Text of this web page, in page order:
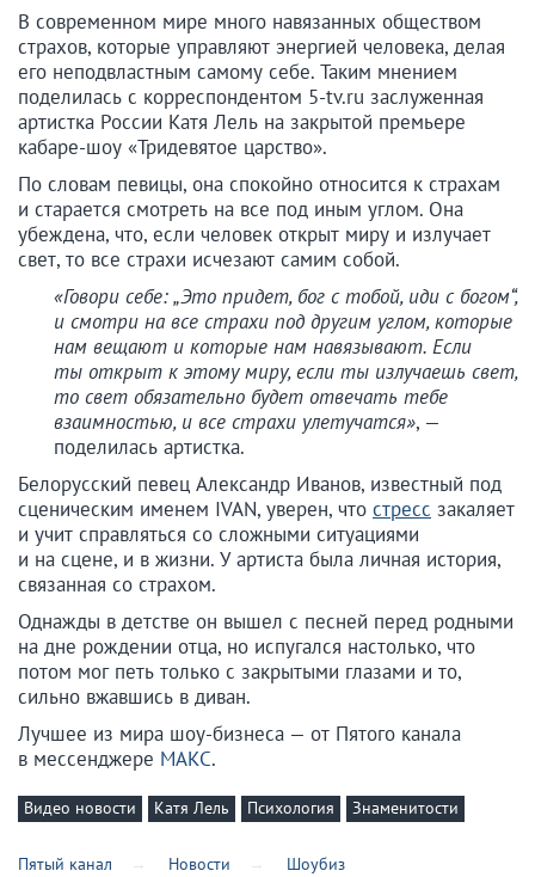
В современном мире много навязанных обществом
страхов, которые управляют энергией человека, делая
его неподвластным самому себе. Таким мнением
поделилась с корреспондентом 5-tv.ru заслуженная
артистка России Катя Лель на закрытой премьере
кабаре-шоу «Тридевятое царство».
По словам певицы, она спокойно относится к страхам
и старается смотреть на все под иным углом. Она
убеждена, что, если человек открыт миру и излучает
свет, то все страхи исчезают самим собой.
«Говори себе: „Это придет, бог с тобой, иди с богом“,
и смотри на все страхи под другим углом, которые
нам вещают и которые нам навязывают. Если
ты открыт к этому миру, если ты излучаешь свет,
то свет обязательно будет отвечать тебе
взаимностью, и все страхи улетучатся», —
поделилась артистка.
Белорусский певец Александр Иванов, известный под
сценическим именем IVAN, уверен, что стресс закаляет
и учит справляться со сложными ситуациями
и на сцене, и в жизни. У артиста была личная история,
связанная со страхом.
Однажды в детстве он вышел с песней перед родными
на дне рождении отца, но испугался настолько, что
потом мог петь только с закрытыми глазами и то,
сильно вжавшись в диван.
Лучшее из мира шоу-бизнеса — от Пятого канала
в мессенджере МАКС.
Видео новости Катя Лель Психология Знаменитости
Пятый канал Новости Шоубиз